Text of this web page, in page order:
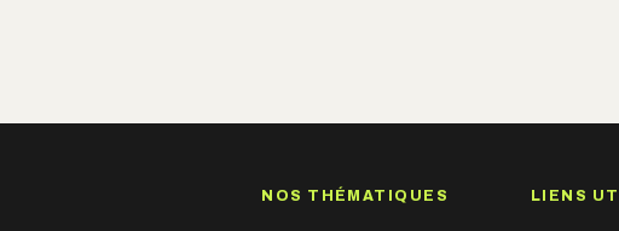
NOS THÉMATIQUES LIENS